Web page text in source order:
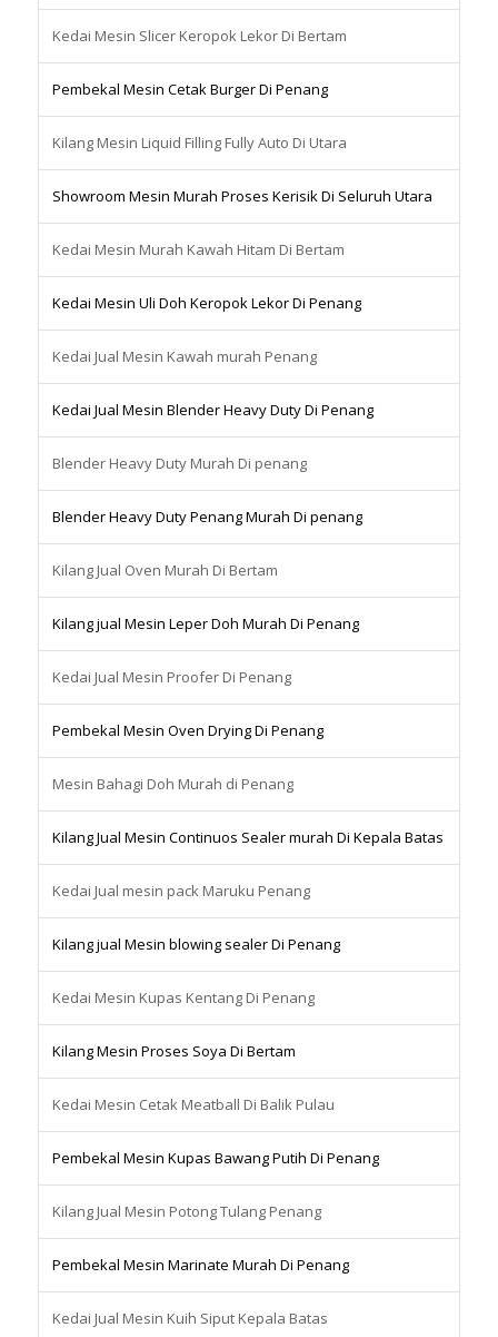
Kedai Mesin Slicer Keropok Lekor Di Bertam
Pembekal Mesin Cetak Burger Di Penang
Kilang Mesin Liquid Filling Fully Auto Di Utara
Showroom Mesin Murah Proses Kerisik Di Seluruh Utara
Kedai Mesin Murah Kawah Hitam Di Bertam
Kedai Mesin Uli Doh Keropok Lekor Di Penang
Kedai Jual Mesin Kawah murah Penang
Kedai Jual Mesin Blender Heavy Duty Di Penang
Blender Heavy Duty Murah Di penang
Blender Heavy Duty Penang Murah Di penang
Kilang Jual Oven Murah Di Bertam
Kilang jual Mesin Leper Doh Murah Di Penang
Kedai Jual Mesin Proofer Di Penang
Pembekal Mesin Oven Drying Di Penang
Mesin Bahagi Doh Murah di Penang
Kilang Jual Mesin Continuos Sealer murah Di Kepala Batas
Kedai Jual mesin pack Maruku Penang
Kilang jual Mesin blowing sealer Di Penang
Kedai Mesin Kupas Kentang Di Penang
Kilang Mesin Proses Soya Di Bertam
Kedai Mesin Cetak Meatball Di Balik Pulau
Pembekal Mesin Kupas Bawang Putih Di Penang
Kilang Jual Mesin Potong Tulang Penang
Pembekal Mesin Marinate Murah Di Penang
Kedai Jual Mesin Kuih Siput Kepala Batas